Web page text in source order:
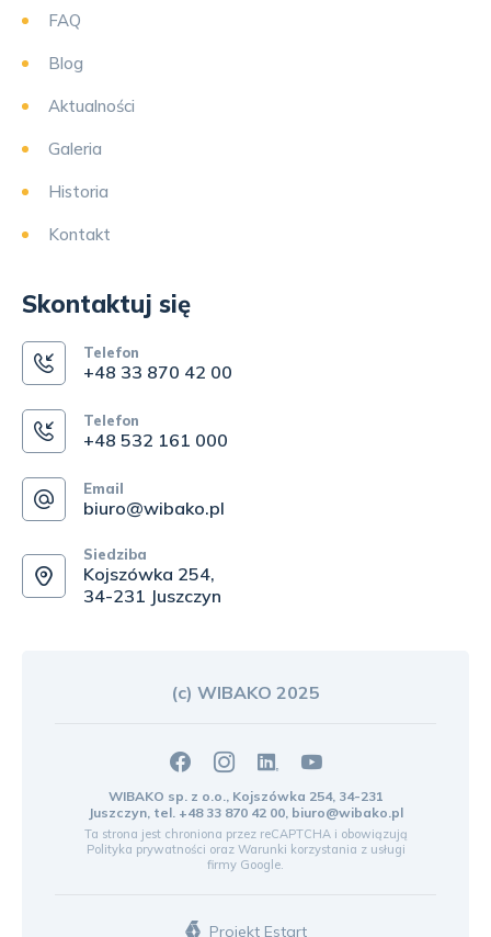
FAQ
Blog
Aktualności
Galeria
Historia
Kontakt
Skontaktuj się
Telefon
+48 33 870 42 00
Telefon
+48 532 161 000
Email
biuro@wibako.pl
Siedziba
Kojszówka 254,
34-231 Juszczyn
(c) WIBAKO 2025
WIBAKO sp. z o.o., Kojszówka 254, 34-231
Juszczyn, tel. +48 33 870 42 00, biuro@wibako.pl
Ta strona jest chroniona przez reCAPTCHA i obowiązują
Polityka prywatności oraz Warunki korzystania z usługi
firmy Google.
Projekt Estart